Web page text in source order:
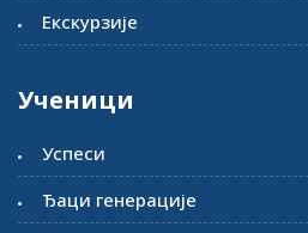
Екскурзије
Ученици
Успеси
Ђаци генерације